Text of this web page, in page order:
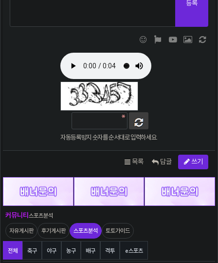
등록
자동등록방지 숫자를 순서대로 입력하세요.
목록 답글 쓰기
커뮤니티 스포츠분석
자유게시판 후기게시판 스포츠분석 토토가이드
스포츠분석 분류 목록
전체 축구 야구 농구 배구 격투 e스포츠